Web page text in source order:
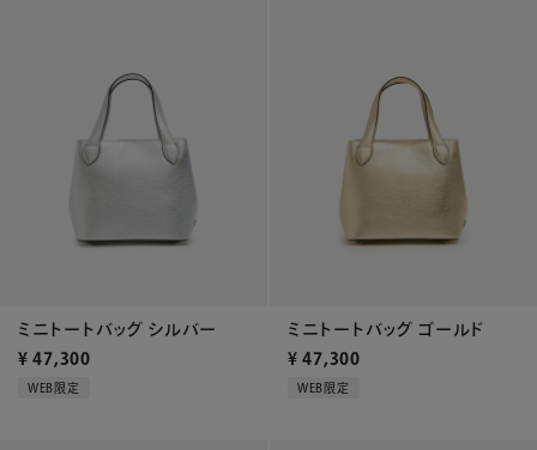
ミニトートバッグ シルバー
¥ 47,300
WEB限定
ミニトートバッグ ゴールド
¥ 47,300
WEB限定